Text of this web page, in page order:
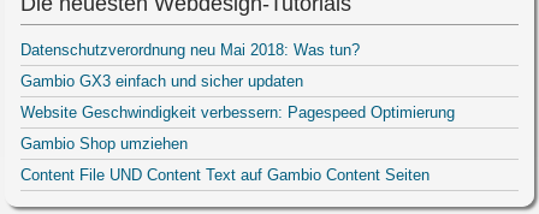
Datenschutzverordnung neu Mai 2018: Was tun?
Gambio GX3 einfach und sicher updaten
Website Geschwindigkeit verbessern: Pagespeed Optimierung
Gambio Shop umziehen
Content File UND Content Text auf Gambio Content Seiten